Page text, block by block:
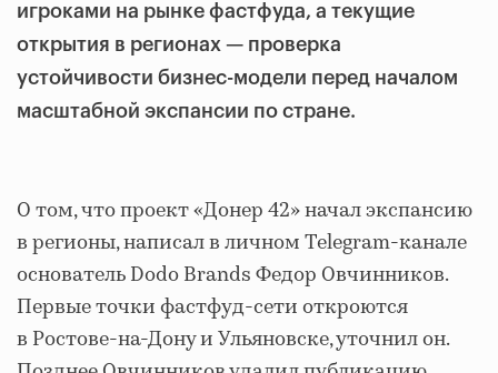
игроками на рынке фастфуда, а текущие
открытия в регионах — проверка
устойчивости бизнес-модели перед началом
масштабной экспансии по стране.
О том, что проект «Донер 42» начал экспансию
в регионы, написал в личном Telegram-канале
основатель Dodo Brands Федор Овчинников.
Первые точки фастфуд-сети откроются
в Ростове-на-Дону и Ульяновске, уточнил он.